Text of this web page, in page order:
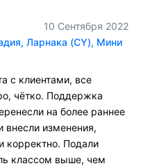
10 Сентября 2022
Ларнака (CY), Мини
с клиентами, все
чётко. Поддержка
на более раннее
внесли изменения,
корректно. Подали
классом выше, чем